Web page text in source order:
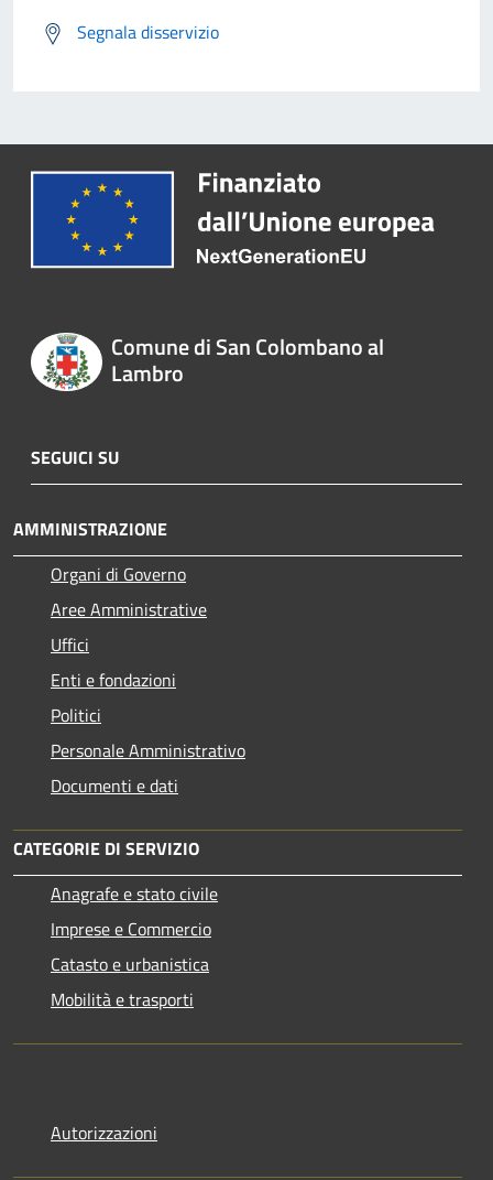
Segnala disservizio
Comune di San Colombano al
Lambro
SEGUICI SU
AMMINISTRAZIONE
Organi di Governo
Aree Amministrative
Uffici
Enti e fondazioni
Politici
Personale Amministrativo
Documenti e dati
CATEGORIE DI SERVIZIO
Anagrafe e stato civile
Imprese e Commercio
Catasto e urbanistica
Mobilità e trasporti
Autorizzazioni